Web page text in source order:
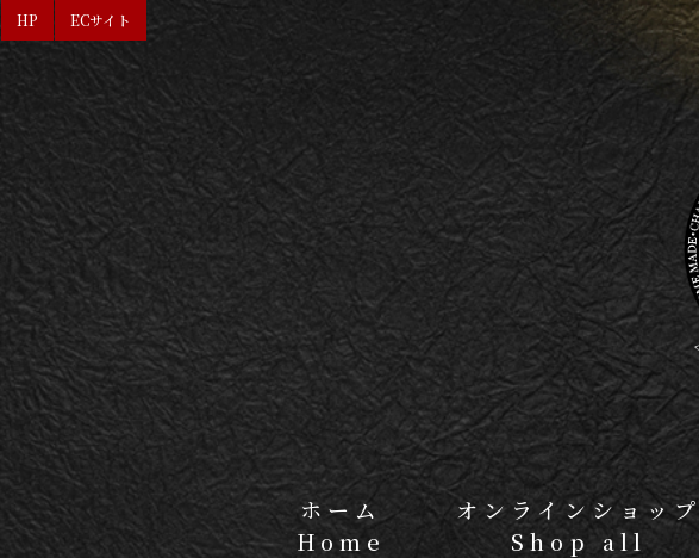
ECサイト
HP
ホーム
Home
オンラインショップ
Shop all